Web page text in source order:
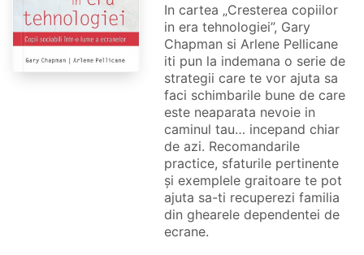
In cartea „Cresterea copiilor
in era tehnologiei”, Gary
Chapman si Arlene Pellicane
iti pun la indemana o serie de
strategii care te vor ajuta sa
faci schimbarile bune de care
este neaparata nevoie in
caminul tau… incepand chiar
de azi. Recomandarile
practice, sfaturile pertinente
și exemplele graitoare te pot
ajuta sa-ti recuperezi familia
din ghearele dependentei de
ecrane.